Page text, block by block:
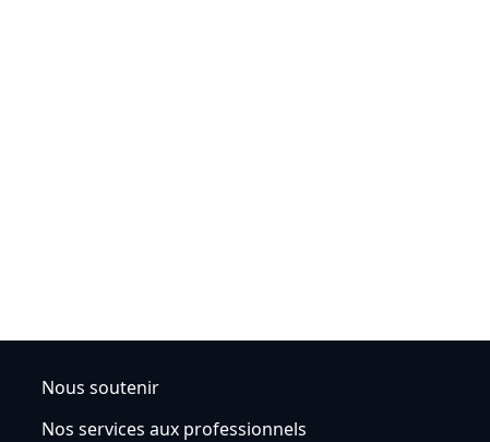
Nous soutenir
Nos services aux professionnels